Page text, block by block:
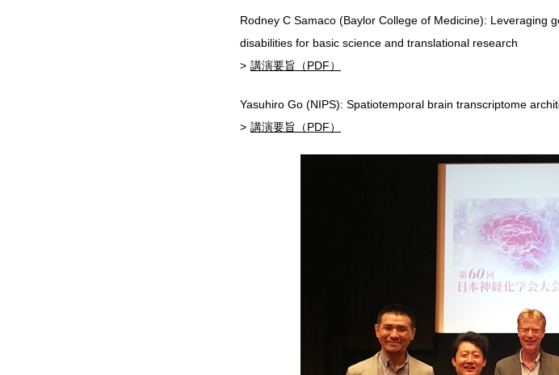
Rodney C Samaco (Baylor College of Medicine): Leveraging
disabilities for basic science and translational research
講演要旨（PDF）
Yasuhiro Go (NIPS): Spatiotemporal brain transcriptome
講演要旨（PDF）